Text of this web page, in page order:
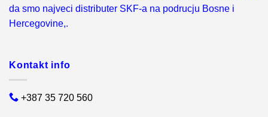
da smo najveci distributer SKF-a na podrucju Bosne i
Hercegovine,.
Kontakt info
+387 35 720 560